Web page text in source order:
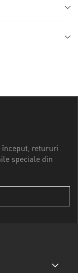
început, retururi
speciale din